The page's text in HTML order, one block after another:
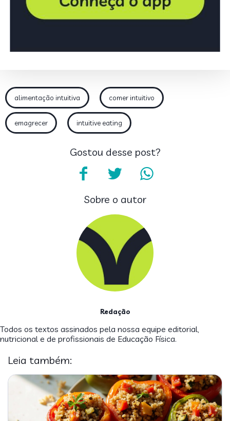
alimentação intuitiva comer intuitivo
emagrecer intuitive eating
Gostou desse post?
Sobre o autor
Redação
Todos os textos assinados pela nossa equipe editorial,
nutricional e de profissionais de Educação Física.
Leia também: